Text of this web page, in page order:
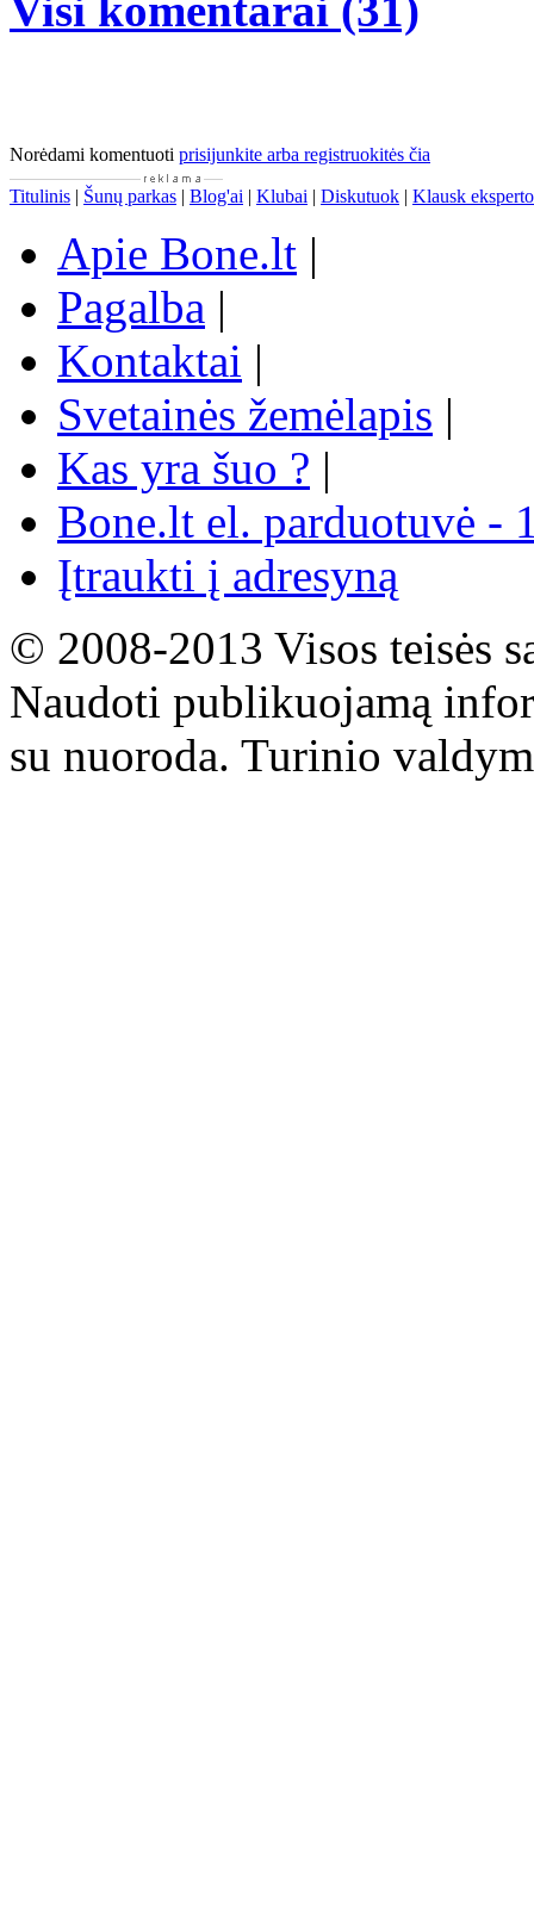
Visi komentarai (31)
Norėdami komentuoti prisijunkite arba registruokitės čia
Titulinis | Šunų parkas | Blog'ai | Klubai | Diskutuok | Klausk eksperto
Apie Bone.lt |
Pagalba |
Kontaktai |
Svetainės žemėlapis |
Kas yra šuo ? |
Bone.lt el. parduotuvė -
Įtraukti į adresyną
© 2008-2013 Visos teisės
Naudoti publikuojamą
su nuoroda. Turinio